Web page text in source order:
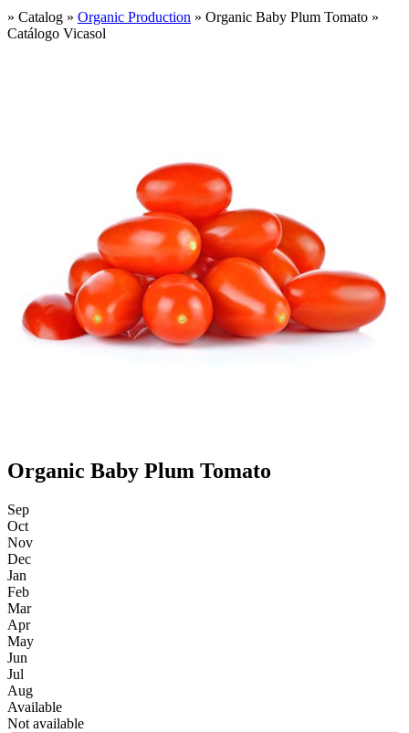
» Catalog » Organic Production » Organic Baby Plum Tomato »
Catálogo Vicasol
Organic Baby Plum Tomato
Sep
Oct
Nov
Dec
Jan
Feb
Mar
Apr
May
Jun
Jul
Aug
Available
Not available